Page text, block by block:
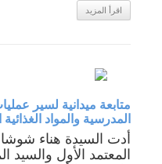
اقرأ المزيد
متابعة ميدانية لسير
المدرسية والمواد
أدت السيدة هناء
المعتمد الأول والسيد